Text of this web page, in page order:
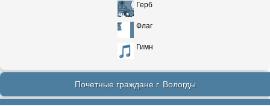
Герб
Флаг
Гимн
Почетные граждане г. Вологды